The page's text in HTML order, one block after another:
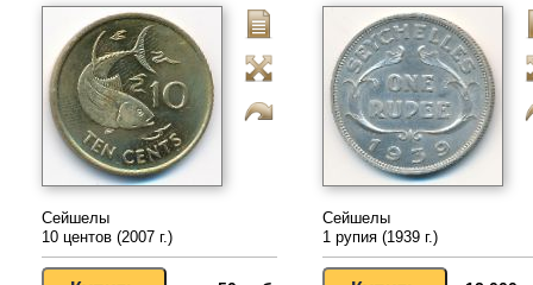
Сейшелы
10 центов (2007 г.)
Сейшелы
1 рупия (1939 г.)